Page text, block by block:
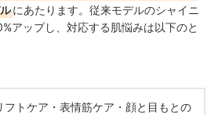
にあたります。従来モデルのシャイニ
アップし、対応する肌悩みは以下のと
フトケア・表情筋ケア・顔と目もとの